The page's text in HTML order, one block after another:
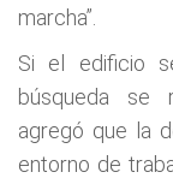
marcha”.
Si el edificio
búsqueda se
agregó que la
entorno de